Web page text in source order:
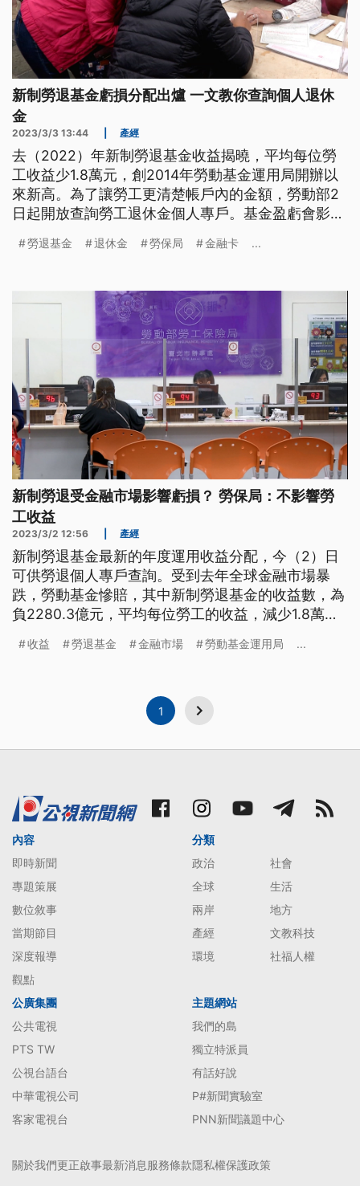
新制勞退基金虧損分配出爐 一文教你查詢個人退休
金
2023/3/3 13:44 產經
去（2022）年新制勞退基金收益揭曉，平均每位勞
工收益少1.8萬元，創2014年勞動基金運用局開辦以
來新高。為了讓勞工更清楚帳戶內的金額，勞動部2
日起開放查詢勞工退休金個人專戶。基金盈虧會影響
懂。
勞退基金 退休金 勞保局 金融卡 ...
新制勞退受金融市場影響虧損？ 勞保局：不影響勞
工收益
2023/3/2 12:56 產經
新制勞退基金最新的年度運用收益分配，今（2）日
可供勞退個人專戶查詢。受到去年全球金融市場暴
跌，勞動基金慘賠，其中新制勞退基金的收益數，為
負2280.3億元，平均每位勞工的收益，減少1.8萬
最多的一年。勞保局勞工退休金組長楊佳惠表示，
場波動的影響，導致基金運用收
收益 勞退基金 金融市場 勞動基金運用局 ...
1
內容
即時新聞
專題策展
數位敘事
當期節目
深度報導
觀點
分類
政治
社會
全球
生活
兩岸
地方
產經
文教科技
環境
社福人權
公廣集團
公共電視
PTS TW
公視台語台
中華電視公司
客家電視台
主題網站
我們的島
獨立特派員
有話好說
P#新聞實驗室
PNN新聞議題中心
關於我們更正啟事最新消息服務條款隱私權保護政策